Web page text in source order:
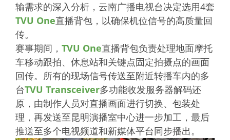
输需求的深入分析，云南广播电视台决定选用4套
TVU One直播背包，以确保机位信号的高质量回
传。
赛事期间， TVU One直播背包负责处理地面摩托
车移动跟拍、休息站和关键点固定拍摄点的画面
回传。所有的现场信号传送至附近转播车内的多
台TVU Transceiver多功能收发服务器解码还
原，由制作人员对直播画面进行切换、包装处
理，再发送至昆明演播室中心进一步加工，最后
推送至多个电视频道和新媒体平台同步播出。